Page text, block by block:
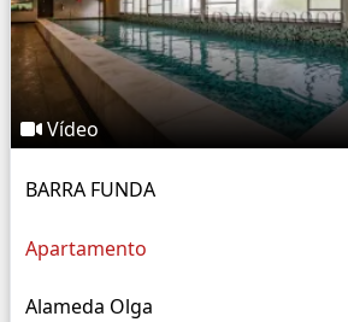
Vídeo
BARRA FUNDA
Apartamento
Alameda Olga